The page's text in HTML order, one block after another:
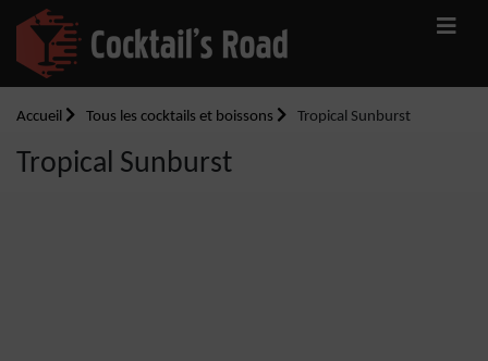
Accueil Tous les cocktails et boissons Tropical Sunburst
Tropical Sunburst